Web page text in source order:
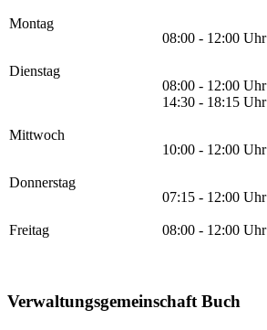
Montag
08:00 - 12:00 Uhr
Dienstag
08:00 - 12:00 Uhr
14:30 - 18:15 Uhr
Mittwoch
10:00 - 12:00 Uhr
Donnerstag
07:15 - 12:00 Uhr
Freitag 08:00 - 12:00 Uhr
Verwaltungsgemeinschaft Buch